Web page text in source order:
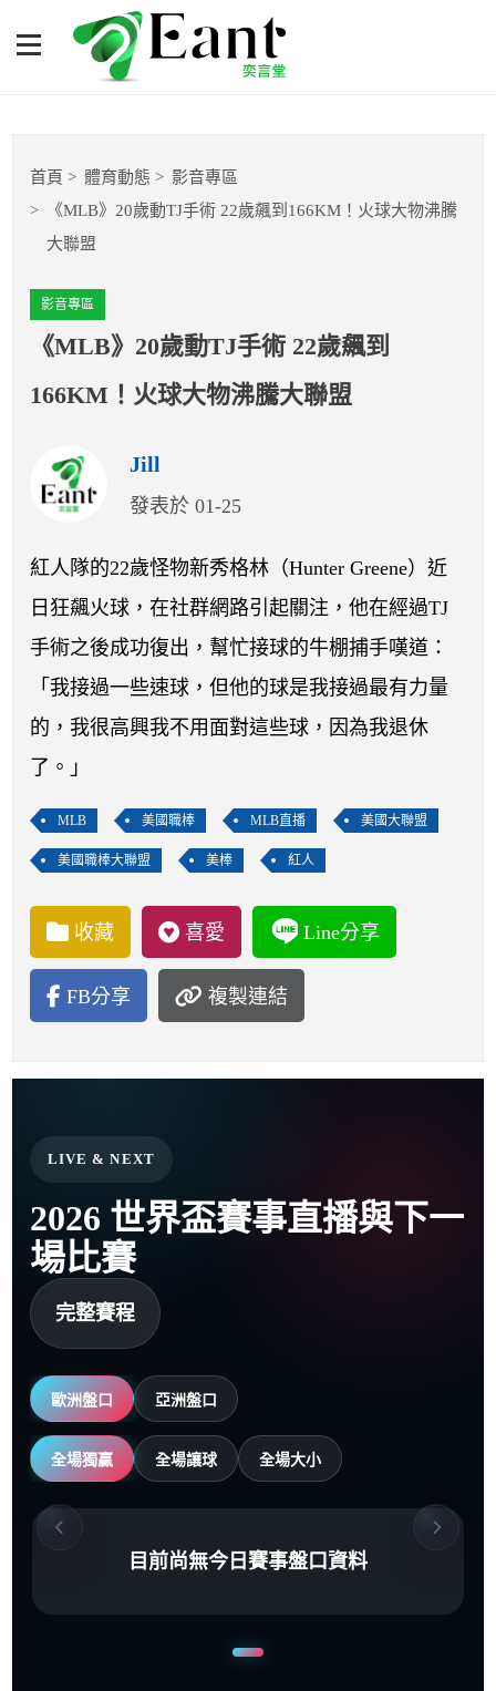
《MLB》20歲動TJ手術 22
歲飆到166KM！火球大物沸
籃球
棒球
球隊數據
開賽列表
運彩教學專區
首頁 體育動態
影音專區
《MLB》20歲動TJ手術 22歲飆到166KM！火球大物沸騰
大聯盟
影音專區
《MLB》20歲動TJ手術 22歲飆到
166KM！火球大物沸騰大聯盟
Jill
發表於 01-25
紅人隊的22歲怪物新秀格林（Hunter Greene）近
日狂飆火球，在社群網路引起關注，他在經過TJ
手術之後成功復出，幫忙接球的牛棚捕手嘆道：
「我接過一些速球，但他的球是我接過最有力量
的，我很高興我不用面對這些球，因為我退休
了。」
MLB 美國職棒 MLB直播 美國大聯盟
美國職棒大聯盟 美棒 紅人
收藏 喜愛 Line分享
FB分享 複製連結
LIVE & NEXT
2026 世界盃賽事直播與下一
場比賽
完整賽程
歐洲盤口 亞洲盤口
全場獨贏 全場讓球 全場大小
目前尚無今日賽事盤口資料